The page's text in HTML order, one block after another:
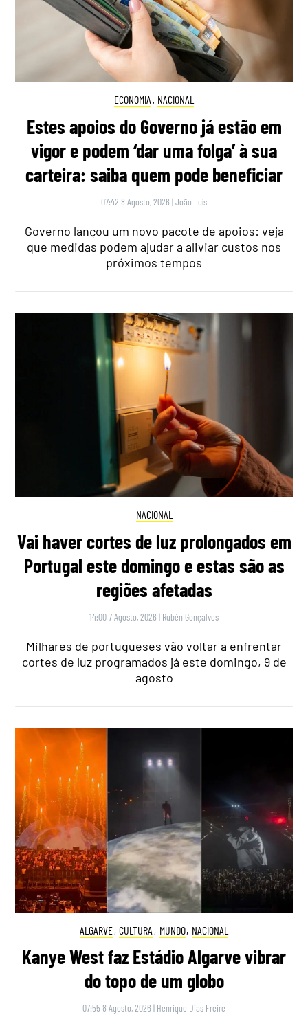
ECONOMIA , NACIONAL
Estes apoios do Governo já estão em
vigor e podem ‘dar uma folga’ à sua
carteira: saiba quem pode beneficiar
07:42 8 Agosto, 2026 |João Luís
Governo lançou um novo pacote de apoios: veja
que medidas podem ajudar a aliviar custos nos
próximos tempos
NACIONAL
Vai haver cortes de luz prolongados em
Portugal este domingo e estas são as
regiões afetadas
14:00 7 Agosto, 2026 | Rubén Gonçalves
Milhares de portugueses vão voltar a enfrentar
cortes de luz programados já este domingo, 9 de
agosto
ALGARVE, CULTURA , MUNDO, NACIONAL
Kanye West faz Estádio Algarve vibrar
do topo de um globo
07:55 8 Agosto, 2026 | Henrique Dias Freire